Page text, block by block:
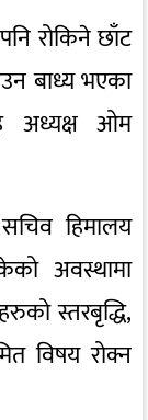
रोकिने छाँट
बाध्य भएका
अध्यक्ष ओम
सचिव हिमालय
अवस्थामा
स्तरबृद्धि,
विषय रोक्न